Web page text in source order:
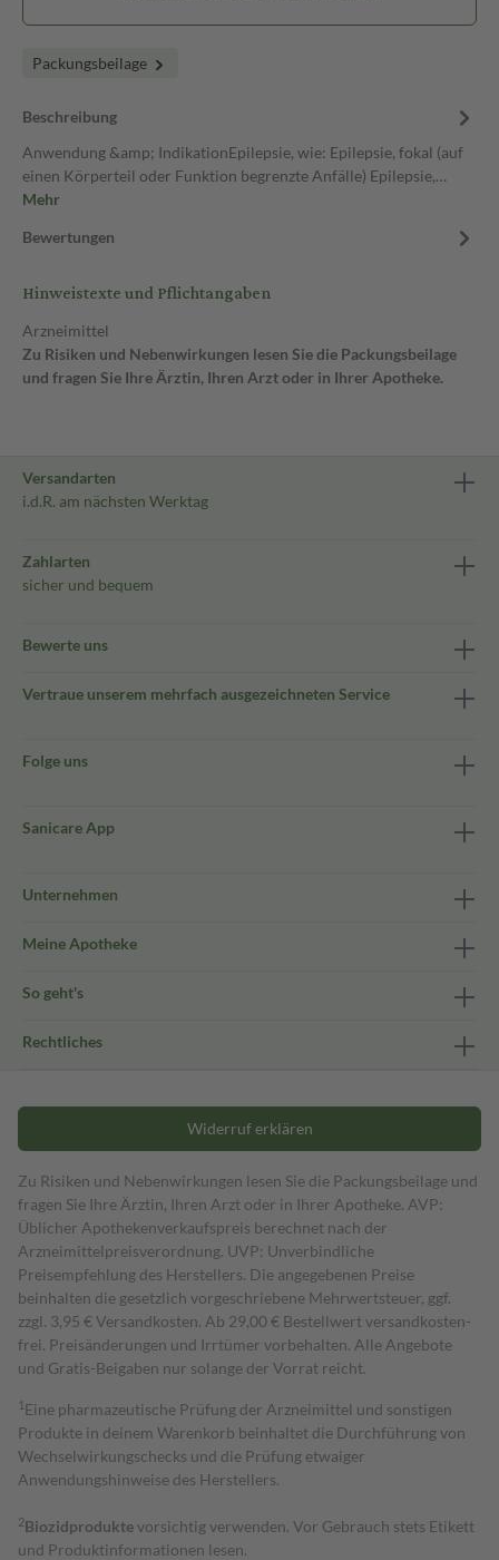
Packungsbeilage
Beschreibung
Anwendung &amp; IndikationEpilepsie, wie: Epilepsie, fokal (auf
einen Körperteil oder Funktion begrenzte Anfälle) Epilepsie,…
Mehr
Bewertungen
Hinweistexte und Pflichtangaben
Arzneimittel
Zu Risiken und Nebenwirkungen lesen Sie die Packungsbeilage
und fragen Sie Ihre Ärztin, Ihren Arzt oder in Ihrer Apotheke.
Versandarten
i.d.R. am nächsten Werktag
Zahlarten
sicher und bequem
Bewerte uns
Vertraue unserem mehrfach ausgezeichneten Service
Folge uns
Sanicare App
Unternehmen
Meine Apotheke
So geht's
Rechtliches
Widerruf erklären
Zu Risiken und Nebenwirkungen lesen Sie die Packungsbeilage und
fragen Sie Ihre Ärztin, Ihren Arzt oder in Ihrer Apotheke. AVP:
Üblicher Apothekenverkaufspreis berechnet nach der
Arzneimittelpreisverordnung. UVP: Unverbindliche
Preisempfehlung des Herstellers. Die angegebenen Preise
beinhalten die gesetzlich vorgeschriebene Mehrwertsteuer, ggf.
zzgl. 3,95 € Versandkosten. Ab 29,00 € Bestell­wert versand­kosten­
frei. Preisänderungen und Irrtümer vorbehalten. Alle Angebote
und Gratis-Beigaben nur solange der Vorrat reicht.
1 Eine pharmazeutische Prüfung der Arzneimittel und sonstigen
Produkte in deinem Warenkorb beinhaltet die Durchführung von
Wechselwirkungschecks und die Prüfung etwaiger
Anwendungshinweise des Herstellers.
2Biozidproduktevorsichtig verwenden. Vor Gebrauch stets Etikett
und Produktinformationen lesen.